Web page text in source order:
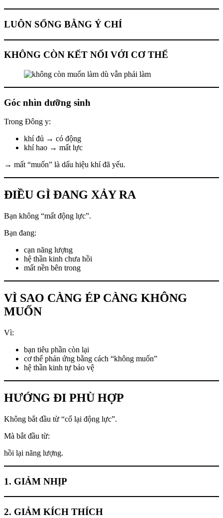
LUÔN SỐNG BẰNG Ý CHÍ
KHÔNG CÒN KẾT NỐI VỚI CƠ THỂ
Góc nhìn dưỡng sinh
Trong Đông y:
khí đủ → có động
khí hao → mất lực
→ mất “muốn” là dấu hiệu khí đã yếu.
ĐIỀU GÌ ĐANG XẢY RA
Bạn không “mất động lực”.
Bạn đang:
cạn năng lượng
hệ thần kinh chưa hồi
mất nền bên trong
VÌ SAO CÀNG ÉP CÀNG KHÔNG
MUỐN
Vì:
bạn tiêu phần còn lại
cơ thể phản ứng bằng cách “không muốn”
hệ thần kinh tự bảo vệ
HƯỚNG ĐI PHÙ HỢP
Không bắt đầu từ “cố lại động lực”.
Mà bắt đầu từ:
hồi lại năng lượng.
1. GIẢM NHỊP
2. GIẢM KÍCH THÍCH